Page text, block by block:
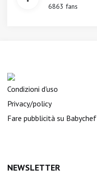
6863 fans
Condizioni d'uso
Privacy/policy
Fare pubblicità su Babychef
NEWSLETTER